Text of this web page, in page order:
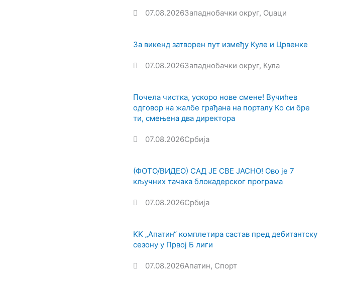
07.08.2026Западнобачки округ, Оџаци
За викенд затворен пут између Куле и Црвенке
07.08.2026Западнобачки округ, Кула
Почела чистка, ускоро нове смене! Вучићев
одговор на жалбе грађана на порталу Ко си бре
ти, смењена два директора
07.08.2026Србија
(ФОТО/ВИДЕО) САД ЈЕ СВЕ ЈАСНО! Ово је 7
кључних тачака блокадерског програма
07.08.2026Србија
KK „Апатин“ комплетира састав пред дебитантску
сезону у Првој Б лиги
07.08.2026Апатин, Спорт